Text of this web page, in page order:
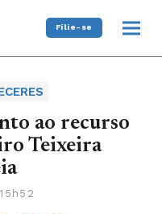
Filie-se
ao recurso
Teixeira